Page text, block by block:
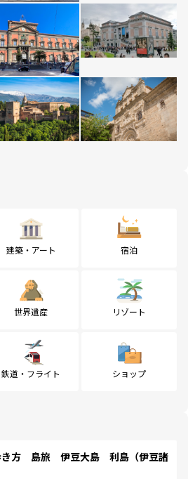
建築・アート 宿泊
世界遺産 リゾート
鉄道・フライト ショップ
き方 島旅 伊豆大島 利島（伊豆諸